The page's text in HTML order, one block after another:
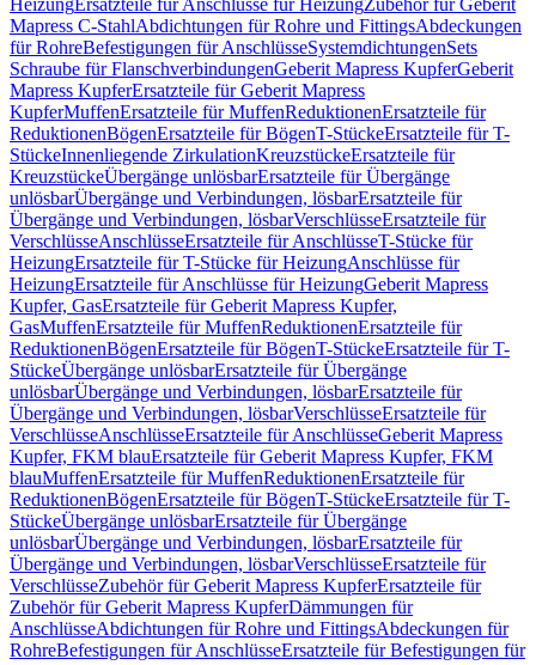
HeizungErsatzteile für Anschlüsse für HeizungZubehör für Geberit
Mapress C-StahlAbdichtungen für Rohre und FittingsAbdeckungen
für RohreBefestigungen für AnschlüsseSystemdichtungenSets
Schraube für FlanschverbindungenGeberit Mapress KupferGeberit
Mapress KupferErsatzteile für Geberit Mapress
KupferMuffenErsatzteile für MuffenReduktionenErsatzteile für
ReduktionenBögenErsatzteile für BögenT-StückeErsatzteile für T-
StückeInnenliegende ZirkulationKreuzstückeErsatzteile für
KreuzstückeÜbergänge unlösbarErsatzteile für Übergänge
unlösbarÜbergänge und Verbindungen, lösbarErsatzteile für
Übergänge und Verbindungen, lösbarVerschlüsseErsatzteile für
VerschlüsseAnschlüsseErsatzteile für AnschlüsseT-Stücke für
HeizungErsatzteile für T-Stücke für HeizungAnschlüsse für
HeizungErsatzteile für Anschlüsse für HeizungGeberit Mapress
Kupfer, GasErsatzteile für Geberit Mapress Kupfer,
GasMuffenErsatzteile für MuffenReduktionenErsatzteile für
ReduktionenBögenErsatzteile für BögenT-StückeErsatzteile für T-
StückeÜbergänge unlösbarErsatzteile für Übergänge
unlösbarÜbergänge und Verbindungen, lösbarErsatzteile für
Übergänge und Verbindungen, lösbarVerschlüsseErsatzteile für
VerschlüsseAnschlüsseErsatzteile für AnschlüsseGeberit Mapress
Kupfer, FKM blauErsatzteile für Geberit Mapress Kupfer, FKM
blauMuffenErsatzteile für MuffenReduktionenErsatzteile für
ReduktionenBögenErsatzteile für BögenT-StückeErsatzteile für T-
StückeÜbergänge unlösbarErsatzteile für Übergänge
unlösbarÜbergänge und Verbindungen, lösbarErsatzteile für
Übergänge und Verbindungen, lösbarVerschlüsseErsatzteile für
VerschlüsseZubehör für Geberit Mapress KupferErsatzteile für
Zubehör für Geberit Mapress KupferDämmungen für
AnschlüsseAbdichtungen für Rohre und FittingsAbdeckungen für
RohreBefestigungen für AnschlüsseErsatzteile für Befestigungen für